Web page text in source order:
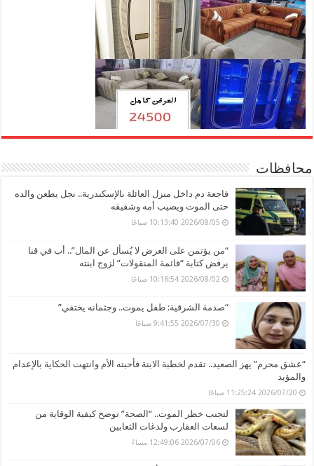
محافظات
فاجعة دم داخل منزل العائلة بالإسكندرية.. نجل يطعن والده
حتى الموت ويصيب أمه وشقيقه
2026/08/05 10:13:40 صباحًا
“من يؤتمن على العرض لا يُسأل عن المال”.. أب في قنا
يرفض كتابة “قائمة المنقولات” لزوج ابنته
2026/08/02 10:16:54 صباحًا
“صدمة الشرقية: طفل يموت.. وجثمانه يختفي”
2026/07/30 9:41:55 صباحًا
“عشق محرم” يهز الصعيد.. تقدم لخطبة الابنة فأحبته الأم وانتهت الحكاية بالإعدام
والمؤبد
2026/07/20 11:25:24 صباحًا
لتجنب خطر الموت.. “الصحة” توضح كيفية الوقاية من
لسعات العقارب ولدغات الثعابين
2026/07/06 12:49:06 مساءً